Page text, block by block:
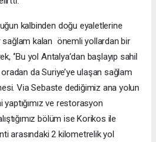
kalbinden doğu eyaletlerine
kalan önemli yollardan bir
‘’Bu yol Antalya’dan başlayıp sahil
da Suriye’ye ulaşan sağlam
Via Sebaste dediğimiz ana yolun
ve restorasyon
bölüm ise Korikos ile
arasındaki 2 kilometrelik yol